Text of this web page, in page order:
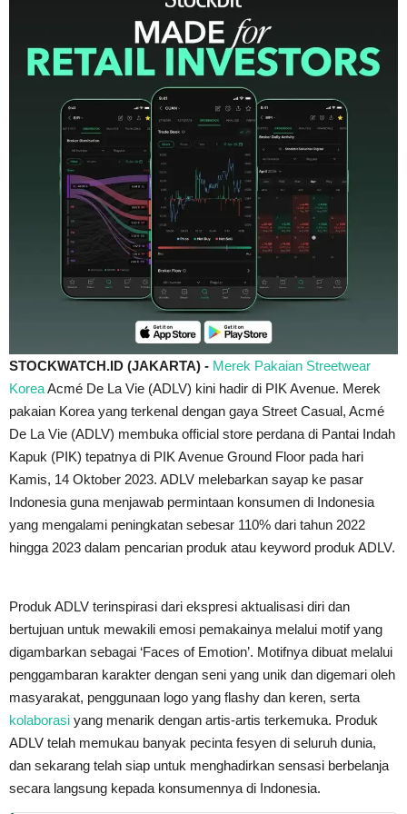
STOCKWATCH.ID (JAKARTA) - Merek Pakaian Streetwear
KoreaAcmé De La Vie (ADLV) kini hadir di PIK Avenue. Merek
pakaian Korea yang terkenal dengan gaya Street Casual, Acmé
De La Vie (ADLV) membuka official store perdana di Pantai Indah
Kapuk (PIK) tepatnya di PIK Avenue Ground Floor pada hari
Kamis, 14 Oktober 2023. ADLV melebarkan sayap ke pasar
Indonesia guna menjawab permintaan konsumen di Indonesia
yang mengalami peningkatan sebesar 110% dari tahun 2022
hingga 2023 dalam pencarian produk atau keyword produk ADLV.
Produk ADLV terinspirasi dari ekspresi aktualisasi diri dan
bertujuan untuk mewakili emosi pemakainya melalui motif yang
digambarkan sebagai ‘Faces of Emotion’. Motifnya dibuat melalui
penggambaran karakter dengan seni yang unik dan digemari oleh
masyarakat, penggunaan logo yang flashy dan keren, serta
kolaborasi yang menarik dengan artis-artis terkemuka. Produk
ADLV telah memukau banyak pecinta fesyen di seluruh dunia,
dan sekarang telah siap untuk menghadirkan sensasi berbelanja
secara langsung kepada konsumennya di Indonesia.